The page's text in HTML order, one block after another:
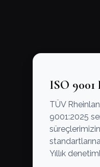
ISO
TÜV
9001:2025
Yıllık